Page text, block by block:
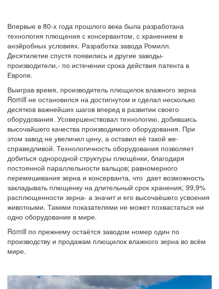
Впервые в 80-х года прошлого века была разработана
технология плющения с консервантом, с хранением в
анэйробных условиях. Разработка завода Ромилл.
Десятилетие спустя появились и другие заводы-
производители,- по истечении срока действия патента в
Европе.
Выиграв время, производитель плющилок влажного зерна
Romill не остановился на достигнутом и сделал несколько
десятков важнейших шагов вперед в развитии своего
оборудования. Усовершенствовал технологию, добившись
высочайшего качества производимого оборудования. При
этом завод не увеличил цену, а оставил её такой же-
справедливой. Технологичность оборудования позволяет
добиться однородной структуры плющёнки, благодаря
постоянной параллельности вальцов; равномерного
перемешивания зерна и консерванта, что дает возможность
закладывать плющенку на длительный срок хранения; 99,9%
расплющенности зерна- а значит и его высочаёшего усвоения
животными. Такими показателями не может похвастаться ни
одно оборудование в мире.
Romill по прежнему остаётся заводом номер один по
производству и продажам плющилок влажного зерна во всём
мире.